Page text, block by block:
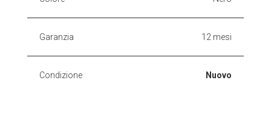
Garanzia 12 mesi
Condizione Nuovo